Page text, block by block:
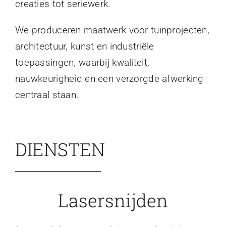
creaties tot seriewerk.
We produceren maatwerk voor tuinprojecten,
architectuur, kunst en industriële
toepassingen, waarbij kwaliteit,
nauwkeurigheid en een verzorgde afwerking
centraal staan.
DIENSTEN
Lasersnijden